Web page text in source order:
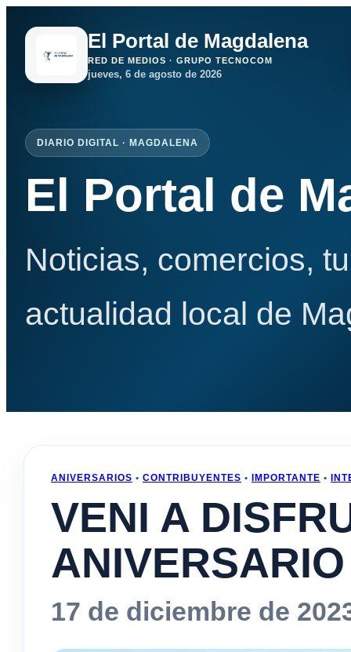
El Portal de Magdalena
RED DE MEDIOS · GRUPO TECNOCOM
jueves, 6 de agosto de 2026
DIARIO DIGITAL · MAGDALENA
El Portal de
Noticias, comercios,
actualidad local de
ANIVERSARIOS • CONTRIBUYENTES • IMPORTANTE •
VENI A
17 de diciembre de